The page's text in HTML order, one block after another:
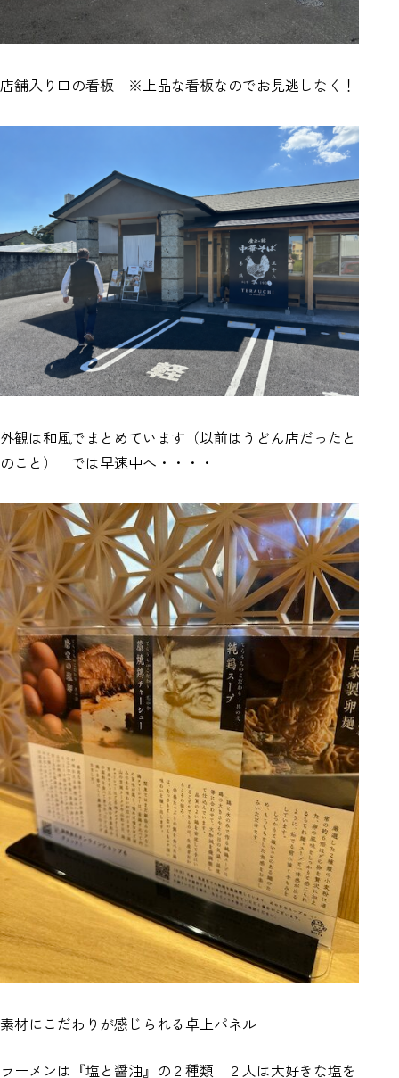
店舗入り口の看板 ※上品な看板なのでお見逃しなく！
外観は和風でまとめています（以前はうどん店だったと
のこと） では早速中へ・・・・
素材にこだわりが感じられる卓上パネル
ラーメンは『塩と醤油』の２種類 ２人は大好きな塩を